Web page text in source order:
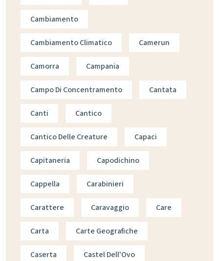
Cambiamento
Cambiamento Climatico Camerun
Camorra Campania
Campo Di Concentramento Cantata
Canti Cantico
Cantico Delle Creature Capaci
Capitaneria Capodichino
Cappella Carabinieri
Carattere Caravaggio Care
Carta Carte Geografiche
Caserta Castel Dell'Ovo